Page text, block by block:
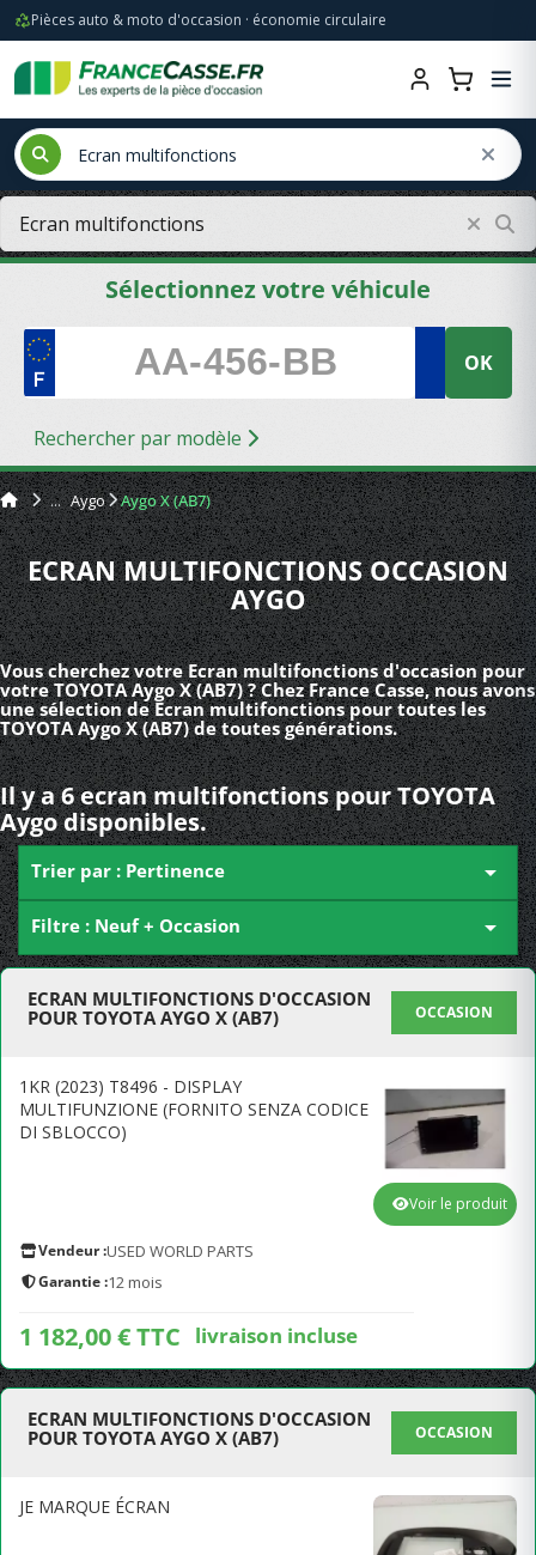
Pièces auto & moto d'occasion · économie circulaire
Sélectionnez votre véhicule
OK
Rechercher par modèle
Aygo Aygo X (AB7)
ECRAN MULTIFONCTIONS OCCASION
AYGO
Vous cherchez votre Ecran multifonctions d'occasion pour
votre TOYOTA Aygo X (AB7) ? Chez France Casse, nous avons
une sélection de Ecran multifonctions pour toutes les
TOYOTA Aygo X (AB7) de toutes générations.
Il y a 6 ecran multifonctions pour TOYOTA
Aygo disponibles.
Trier par : Pertinence 
Filtre : Neuf + Occasion 
ECRAN MULTIFONCTIONS D'OCCASION
POUR TOYOTA AYGO X (AB7)
OCCASION
1KR (2023) T8496 - DISPLAY
MULTIFUNZIONE (FORNITO SENZA CODICE
DI SBLOCCO)
Vendeur :USED WORLD PARTS
Garantie :12 mois
1 182,00 € TTC livraison incluse
Voir le produit
ECRAN MULTIFONCTIONS D'OCCASION
POUR TOYOTA AYGO X (AB7)
OCCASION
JE MARQUE ÉCRAN